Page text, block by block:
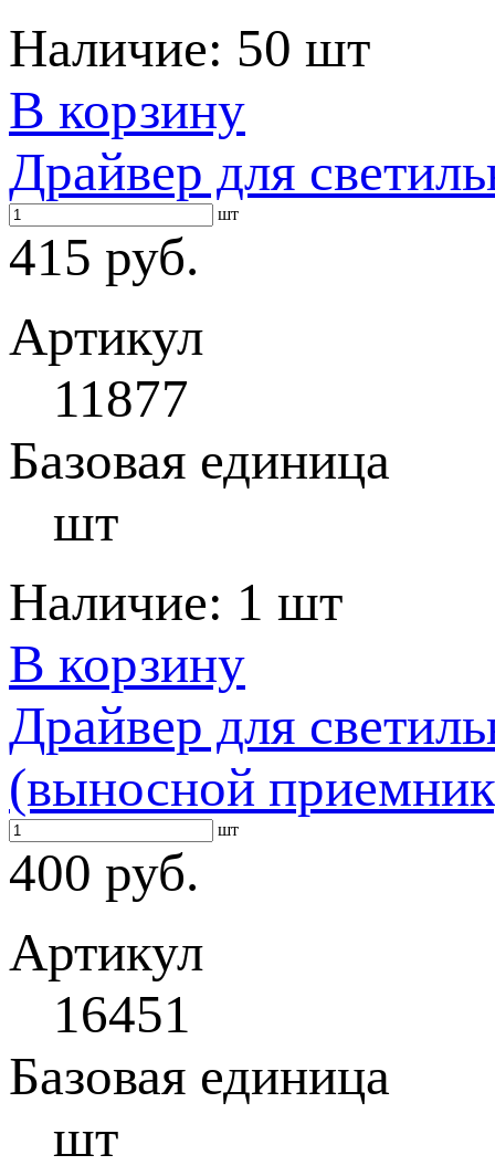
Наличие: 50 шт
В корзину
Драйвер для
шт
415 руб.
Артикул
11877
Базовая единица
шт
Наличие: 1 шт
В корзину
Драйвер для
(выносной
шт
400 руб.
Артикул
16451
Базовая единица
шт